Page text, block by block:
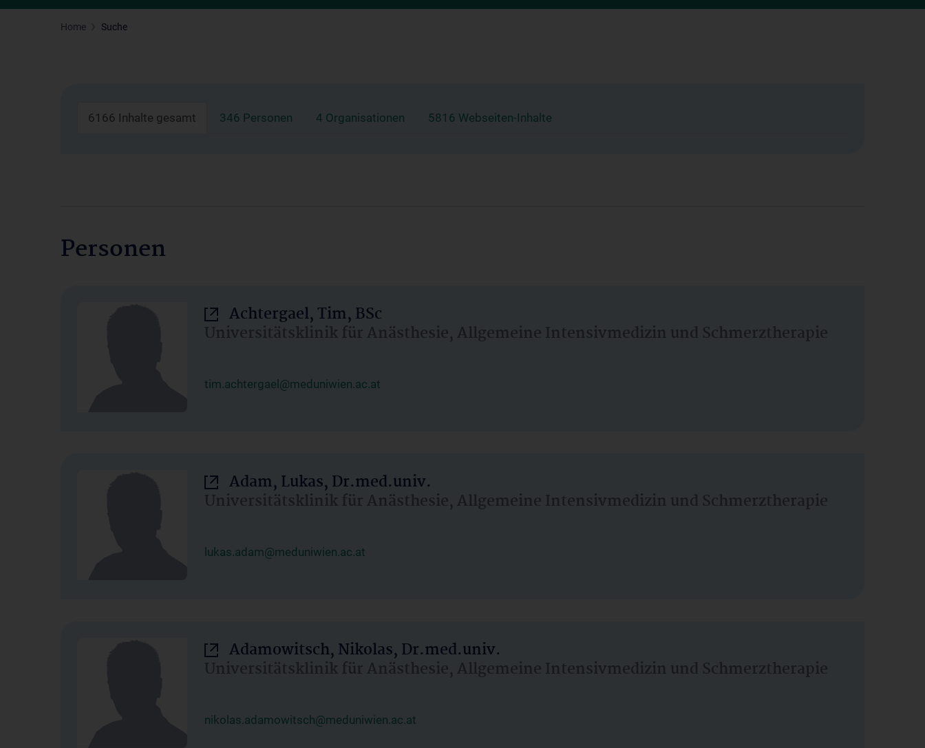
Home Suche
6166 Inhalte gesamt 346 Personen 4 Organisationen 5816 Webseiten-Inhalte
Personen
Achtergael, Tim, BSc
Universitätsklinik für Anästhesie, Allgemeine Intensivmedizin und Schmerztherapie
tim.achtergael@meduniwien.ac.at
Adam, Lukas, Dr.med.univ.
Universitätsklinik für Anästhesie, Allgemeine Intensivmedizin und Schmerztherapie
lukas.adam@meduniwien.ac.at
Adamowitsch, Nikolas, Dr.med.univ.
Universitätsklinik für Anästhesie, Allgemeine Intensivmedizin und Schmerztherapie
nikolas.adamowitsch@meduniwien.ac.at